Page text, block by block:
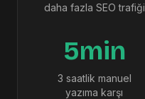
daha fazla SEO trafiği
5min
3 saatlik manuel
yazıma karşı